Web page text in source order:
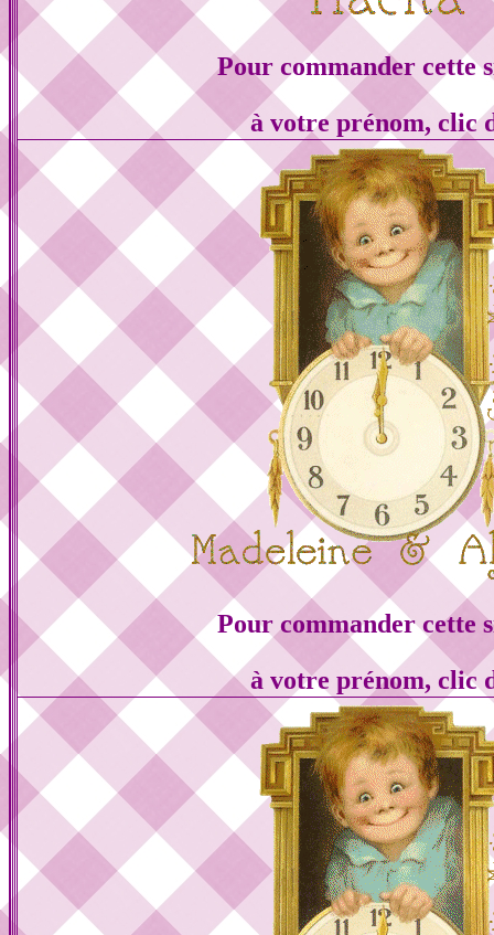
Pour commander cette
à votre prénom, clic
Pour commander cette
à votre prénom, clic